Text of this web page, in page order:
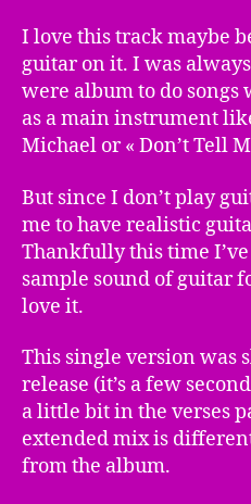
I love this track maybe
guitar on it. I was
were album to do
as a main instrument
Michael or « Don’t Tell
But since I don’t play
me to have realistic
Thankfully this time
sample sound of guitar
love it.
This single version was
release (it’s a few
a little bit in the verses
extended mix is
from the album.